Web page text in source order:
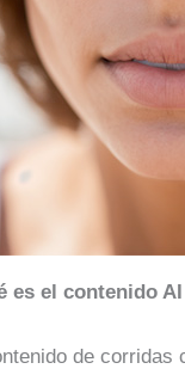
es el contenido
de corridas